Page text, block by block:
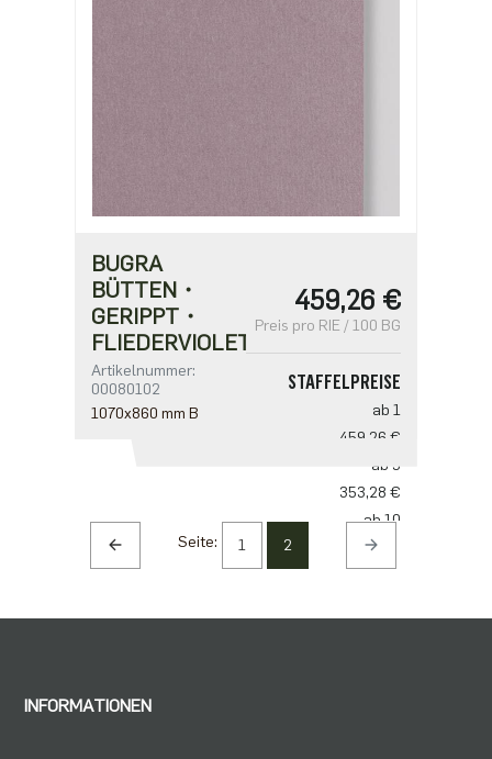
BUGRA
BÜTTEN・
GERIPPT・
FLIEDERVIOLETT
Artikelnummer:
00080102
1070x860 mm B
459,26 €
Preis pro RIE / 100 BG
STAFFELPREISE
ab 1
459,26 €
ab 5
353,28 €
ab 10
294,40 €
Seite: 1 2
INFORMATIONEN